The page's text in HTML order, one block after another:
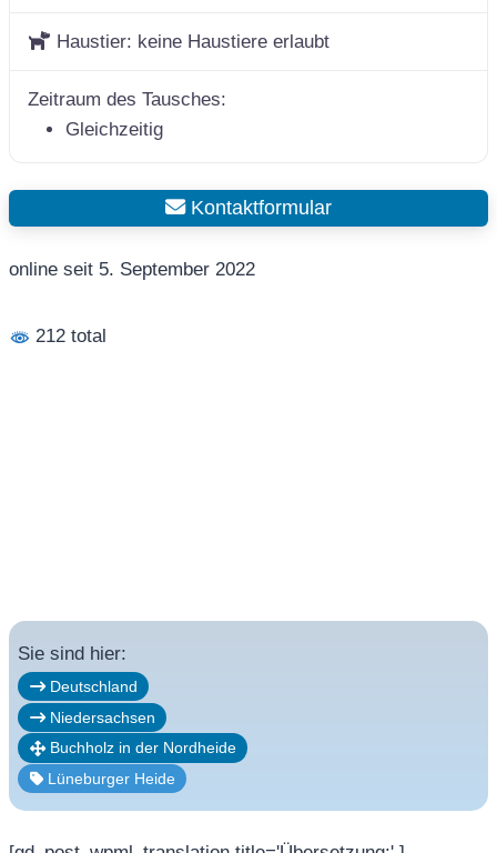
Haustier: keine Haustiere erlaubt
Zeitraum des Tausches:
Gleichzeitig
Kontaktformular
online seit 5. September 2022
212 total
Sie sind hier:
Deutschland
Niedersachsen
Buchholz in der Nordheide
Lüneburger Heide